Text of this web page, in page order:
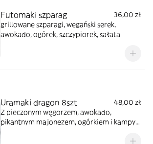
Futomaki szparag
36,00 zł
grillowane szparagi, wegański serek,
awokado, ogórek, szczypiorek, sałata
Uramaki dragon 8szt
48,00 zł
Z pieczonym węgorzem, awokado,
pikantnym majonezem, ogórkiem i kampyo,